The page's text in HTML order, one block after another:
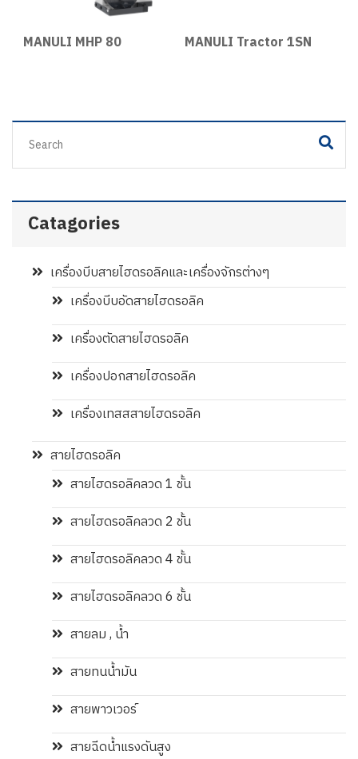
MANULI MHP 80 MANULI Tractor 1SN
Catagories
เครื่องบีบสายไฮดรอลิคและเครื่องจักรต่างๆ
เครื่องบีบอัดสายไฮดรอลิค
เครื่องตัดสายไฮดรอลิค
เครื่องปอกสายไฮดรอลิค
เครื่องเทสสสายไฮดรอลิค
สายไฮดรอลิค
สายไฮดรอลิคลวด 1 ชั้น
สายไฮดรอลิคลวด 2 ชั้น
สายไฮดรอลิคลวด 4 ชั้น
สายไฮดรอลิคลวด 6 ชั้น
สายลม , น้ำ
สายทนน้ำมัน
สายพาวเวอร์
สายฉีดน้ำแรงดันสูง